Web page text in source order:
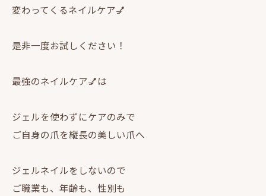
変わってくるネイルケア💅
是非一度お試しください！
最強のネイルケア💅は
ジェルを使わずにケアのみで
ご自身の爪を縦長の美しい爪へ
ジェルネイルをしないので
ご職業も、年齢も、性別も